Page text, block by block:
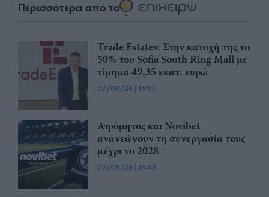
Περισσότερα από το
Trade Estates: Στην κατοχή της το
50% του Sofia South Ring Mall με
τίμημα 49,35 εκατ. ευρώ
07/08/26 | 16:53
Ατρόμητος και Novibet
ανανεώνουν τη συνεργασία τους
μέχρι το 2028
07/08/26 | 15:48